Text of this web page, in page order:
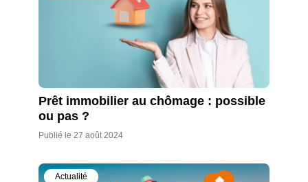
Prêt immobilier au chômage : possible
ou pas ?
Publié le 27 août 2024
Actualité